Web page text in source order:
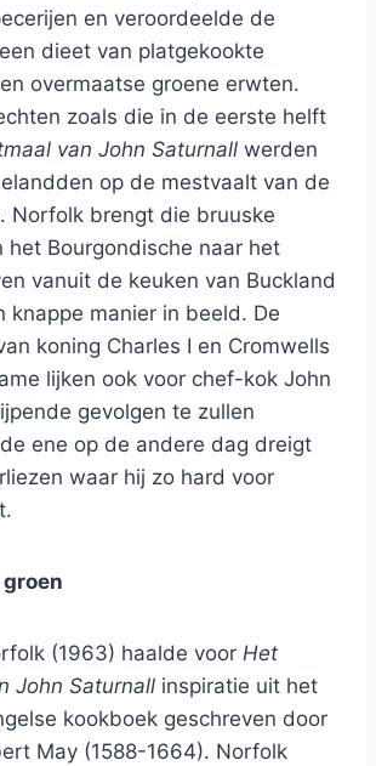
en veroordeelde de
dieet van platgekookte
overmaatse groene erwten.
zoals die in de eerste helft
van John Saturnall werden
op de mestvaalt van de
Norfolk brengt die bruuske
het Bourgondische naar het
vanuit de keuken van Buckland
knappe manier in beeld. De
koning Charles I en Cromwells
lijken ook voor chef-kok John
gevolgen te zullen
ene op de andere dag dreigt
waar hij zo hard voor
(1963) haalde voor Het
John Saturnall inspiratie uit het
kookboek geschreven door
May (1588-1664). Norfolk